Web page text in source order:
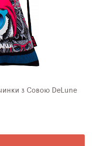
з Совою DeLune